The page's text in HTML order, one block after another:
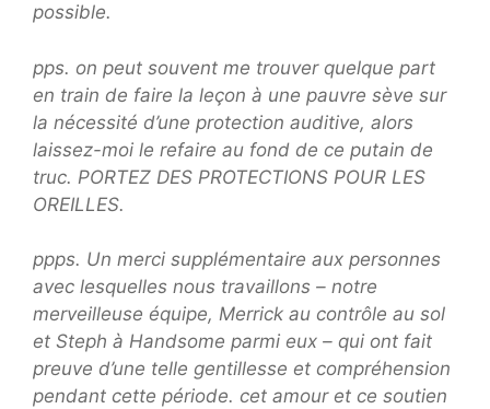
possible.
pps. on peut souvent me trouver quelque part
en train de faire la leçon à une pauvre sève sur
la nécessité d’une protection auditive, alors
laissez-moi le refaire au fond de ce putain de
truc. PORTEZ DES PROTECTIONS POUR LES
OREILLES.
ppps. Un merci supplémentaire aux personnes
avec lesquelles nous travaillons – notre
merveilleuse équipe, Merrick au contrôle au sol
et Steph à Handsome parmi eux – qui ont fait
preuve d’une telle gentillesse et compréhension
pendant cette période. cet amour et ce soutien